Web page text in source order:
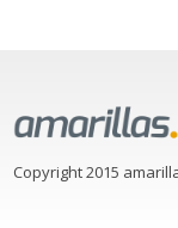
Copyright 2015